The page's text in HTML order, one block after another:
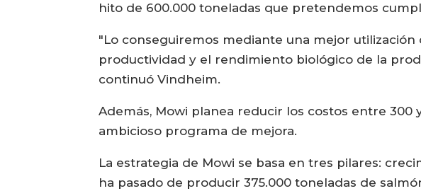
hito de 600.000 toneladas que pretendemos
"Lo conseguiremos mediante una mejor
productividad y el rendimiento biológico de la
continuó Vindheim.
Además, Mowi planea reducir los costos entre
ambicioso programa de mejora.
La estrategia de Mowi se basa en tres pilares:
ha pasado de producir 375.000 toneladas de